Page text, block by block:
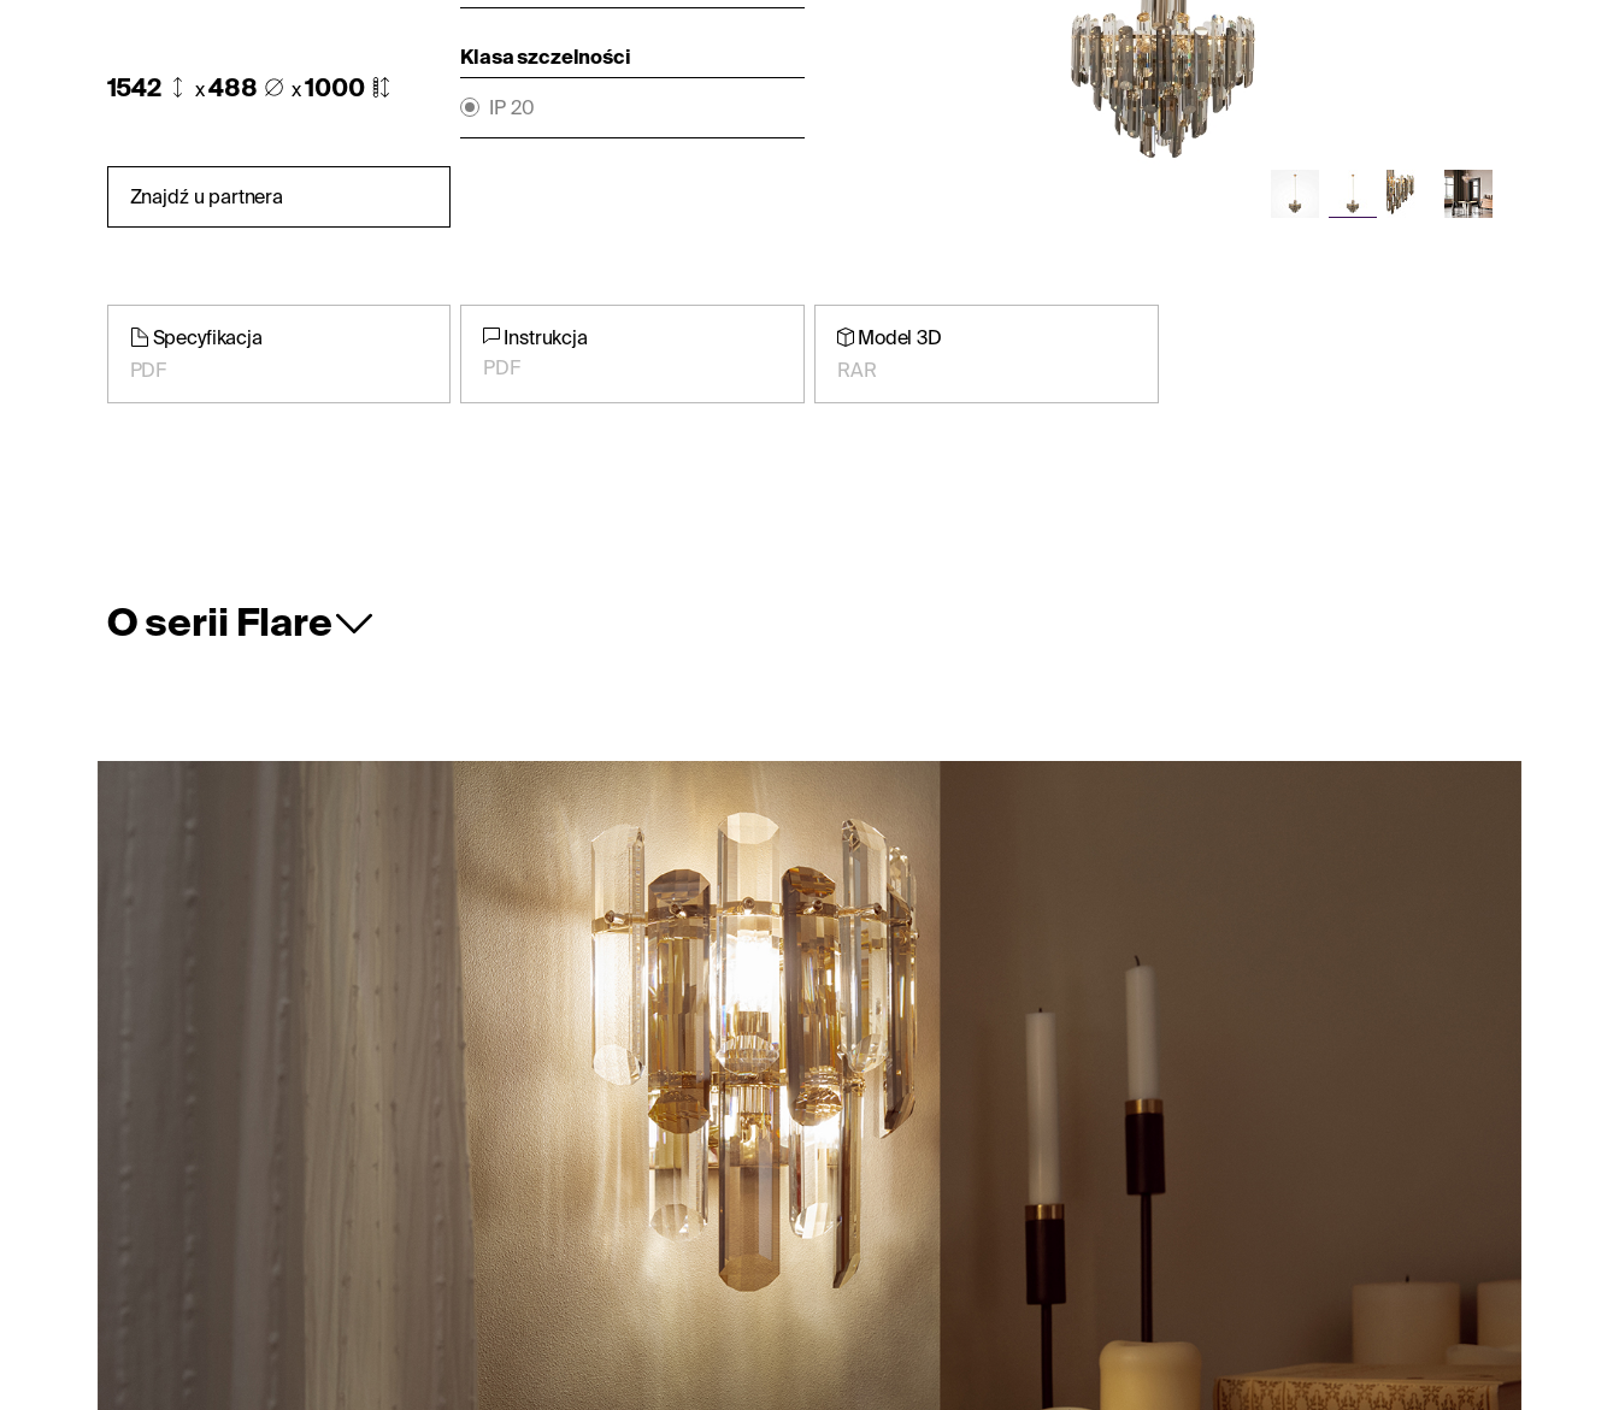
1542 x488 x1000
Znajdź u partnera
Klasa szczelności
IP 20
Specyfikacja
PDF
Instrukcja
PDF
Model 3D
RAR
O serii Flare